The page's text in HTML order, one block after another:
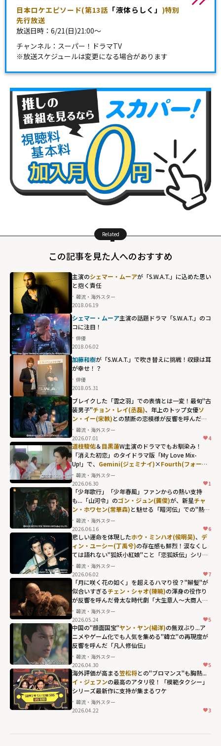
日本ロケエピソード(第13話 「液体らしく」 )特別
先行放送
放送日時：6/21(日)21:00～
チャンネル：スーパー！ドラマTV
※放送スケジュールは変更になる場合があります
Related
この記事を見た人へのおすすめ
主演のシェマー・ムーアが「S.W.A.T.」に込めた思い
と抱く責任
韓流・海外スター
2018.06.19
シェマー・ムーア主演の話題ドラマ「S.W.A.T.」のコ
コに注目！
俳優
2018.06.02
加藤和樹が「S.W.A.T.」で吹き替えに挑戦！収録は耳
が幸せ！？
俳優
2018.05.31
チョン・レイ(丞
磊)、年上のトッ
プ女優ソン・イ
ー(宋軼)との禁断
の恋模様が反響
を呼んだ「与晋
長安」"
width="304"
height="203"
loading="lazy"
fetchpriority="h
igh">
ブレイクした「雲之羽」での表情とは一変！最旬"古
装男子"チョン・レイ(丞磊)、年上のトップ女優ソ
ン・イー(宋軼)との禁断の恋模様が反響を呼んだ
「与晋長安」
韓流・海外スター
2026.07.01
4
道枝駿佑＆目黒蓮W主演のドラマでもお馴染み！
「消えた初恋」のタイドラマ版「My Love Mix-
Up!」で、 Gemini(ジェミナイ)×Fourth(フォース)
が体現した"キュンの瞬間"
韓流・海外スター
2026.06.30
1
「少年歌行」「少年春風」ファンからの熱い支持
も...「山河令」のゴン・ジュン(龔俊)が、新星チャ
ン・ホワセン(常華森)と魅せる「暗河伝」での"熱き
絆"韓流・海外スター
2026.06.16
6
悲しい運命を体現したホウ・ミンハオ(侯明昊)、 デ
ィン・ユーシー(丁禹兮)の存在感も鮮烈！涙なくし
ては語れない"狐妖小紅娘"こと「恋狐妖伝」シリー
ズ第2章
韓流・海外スター
2026.06.02
7
チェン・シャオ
(陳暁)の渾身の役
作りが反響を呼
んだ骨太な時代
劇「大生意人～
大商人への道
～」"
width="304"
loading="lazy"
「月に咲く花の如く」を超えるハマり役？"辮髪"が
似合いすぎるチェン・シャオ(陳暁)の渾身の役作り
が反響を呼んだ骨太な時代劇「大生意人～大商人へ
の道～」
韓流・海外スター
2026.05.24
5
ヤン・ヤン(楊洋)
の無双ぶり...アニ
メやゲーム化で
も人気を集め
中国の"顔面国宝"ヤン・ヤン(楊洋)の無双ぶり...ア
ニメやゲーム化でも人気を集める"韓立"の再現度が
反響を呼んだ「凡人修仙伝」
韓流・海外スター
2026.04.30
5
海外評価が高まる笠松将との"ブロマンス"も胸熱...
イ・ジェフンの最高のアタリ役！「模範タクシー」
シリーズ最新作に支持が集まるワケ
韓流・海外スター
2026.04.22
3